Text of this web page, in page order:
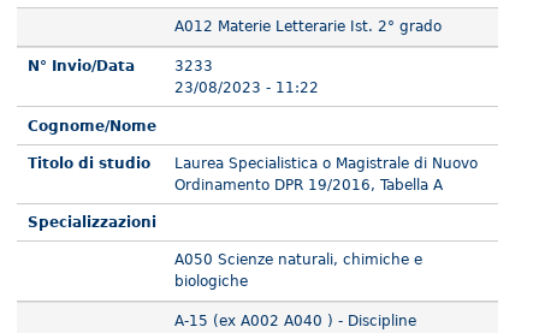
A012 Materie Letterarie Ist. 2° grado
N° Invio/Data
3233
23/08/2023 - 11:22
Cognome/Nome
Titolo di studio
Laurea Specialistica o Magistrale di Nuovo
Ordinamento DPR 19/2016, Tabella A
Specializzazioni
A050 Scienze naturali, chimiche e
biologiche
A-15 (ex A002 A040 ) - Discipline